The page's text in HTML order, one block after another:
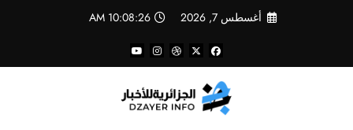
أغسطس 7, 2026 10:08:26 AM